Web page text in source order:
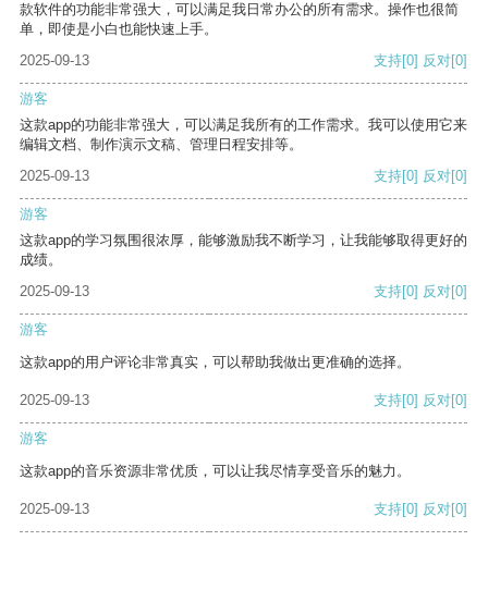
款软件的功能非常强大，可以满足我日常办公的所有需求。操作也很简
单，即使是小白也能快速上手。
2025-09-13
支持[0] 反对[0]
游客
这款app的功能非常强大，可以满足我所有的工作需求。我可以使用它来
编辑文档、制作演示文稿、管理日程安排等。
2025-09-13
支持[0] 反对[0]
游客
这款app的学习氛围很浓厚，能够激励我不断学习，让我能够取得更好的
成绩。
2025-09-13
支持[0] 反对[0]
游客
这款app的用户评论非常真实，可以帮助我做出更准确的选择。
2025-09-13 支持[0] 反对[0]
游客
这款app的音乐资源非常优质，可以让我尽情享受音乐的魅力。
2025-09-13 支持[0] 反对[0]